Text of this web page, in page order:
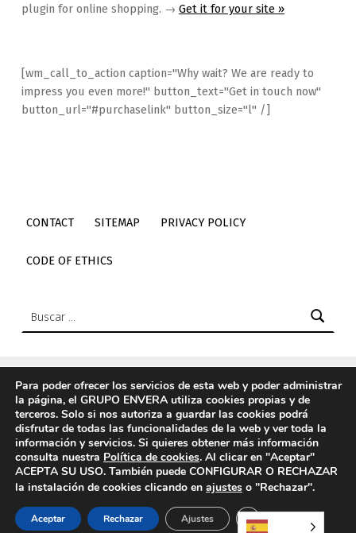
MENU
plugin for online shopping. → Get it for your site »
[wm_call_to_action caption="Why wait? We are ready to
impress you even more!" button_text="Get in touch now"
button_url="#purchaselink" button_size="l" /]
CONTACT SITEMAP PRIVACY POLICY
CODE OF ETHICS
© 2026Envera |UsingIcelander WordPresstheme.|Back
to top ↑
Enlace a Twitter de enveraEnlace a Youtube de enveraWebMan Design videos on VimeoEnlace a LinkedIn de enveraEnlace a Instagram de enveraEnlace a TikTok de enveraElemento del menú Back to top ↑
Para poder ofrecer los servicios de esta web y poder administrar
la página, el GRUPO ENVERA utiliza cookies propias y de
terceros. Solo si nos autoriza a guardar las cookies podrá
disfrutar de todas las funcionalidades de la web y ver toda la
información y servicios. Si quieres obtener más información
consulta nuestra Política de cookies. Al clicar en "Aceptar"
ACEPTA SU USO. También puede CONFIGURAR O RECHAZAR
la instalación de cookies clicando en ajustes o "Rechazar".
Aceptar Rechazar Ajustes CERRAR EL